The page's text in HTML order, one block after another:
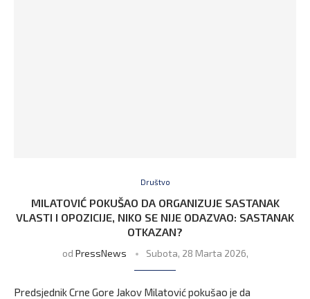
Društvo
MILATOVIĆ POKUŠAO DA ORGANIZUJE SASTANAK
VLASTI I OPOZICIJE, NIKO SE NIJE ODAZVAO: SASTANAK
OTKAZAN?
od PressNews Subota, 28 Marta 2026,
Predsjednik Crne Gore Jakov Milatović pokušao je da